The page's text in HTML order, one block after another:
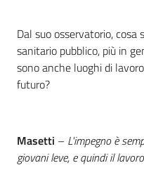
Dal suo osservatorio,
sanitario pubblico, più in
sono anche luoghi di
futuro?
Masetti – L'impegno è
giovani leve, e quindi il